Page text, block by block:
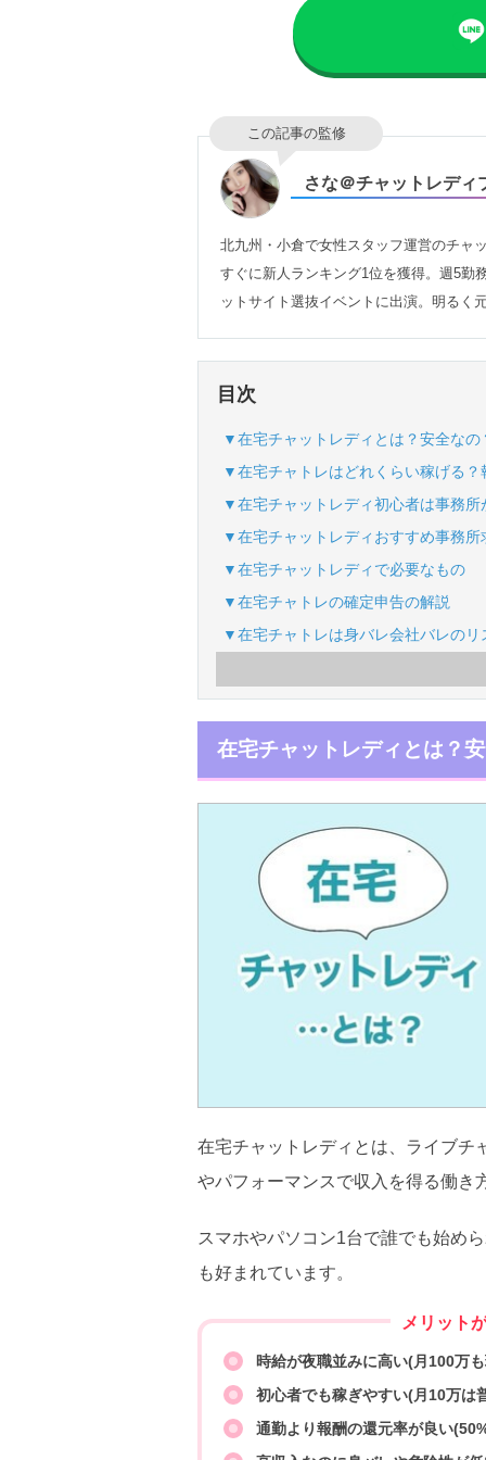
この記事の監修
さな＠チャットレディ
北九州・小倉で女性スタッフ運営のチャ
すぐに新人ランキング1位を獲得。週5勤
ットサイト選抜イベントに出演。明るく
目次
▼在宅チャットレディとは？安全なの
▼在宅チャトレはどれくらい稼げる？
▼在宅チャットレディ初心者は事務所
▼在宅チャットレディおすすめ事務所
▼在宅チャットレディで必要なもの
▼在宅チャトレの確定申告の解説
▼在宅チャトレは身バレ会社バレのリ
在宅チャットレディとは？
在宅チャットレディとは、ライブチ
やパフォーマンスで収入を得る働き
スマホやパソコン1台で誰でも始め
も好まれています。
メリット
時給が夜職並みに高い(月100万
初心者でも稼ぎやすい(月10万は
通勤より報酬の還元率が良い